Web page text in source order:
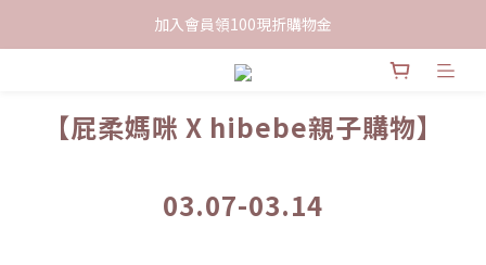
限時下單送餅乾乙包，滿$999免運
加入會員領100現折購物金
限時下單送餅乾乙包，滿$999免運
【屁柔媽咪 X hibebe親子購物】
03.07-03.14